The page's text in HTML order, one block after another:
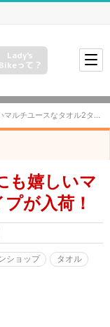
Lady's
Bikeって？
ースなタオル2タイプが入荷！
も嬉しいマ
が入荷！
ショップ
タオル